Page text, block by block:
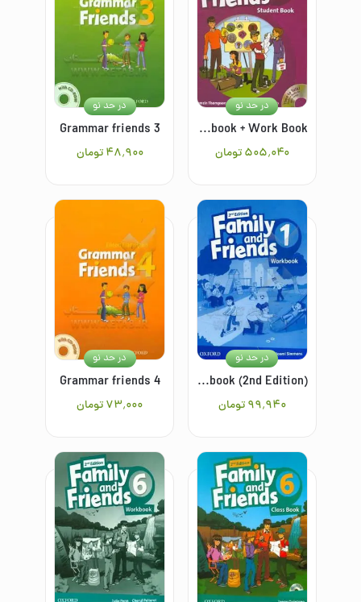
Family and friends 5: student book + Work Book
۵۰۵٬۰۴۰ تومان
در حد نو
Grammar friends 3
۴۸٬۹۰۰ تومان
در حد نو
Family and Friends 1: Workbook (2nd Edition)
۹۹٬۹۴۰ تومان
در حد نو
Grammar friends 4
۷۳٬۰۰۰تومان
در حد نو